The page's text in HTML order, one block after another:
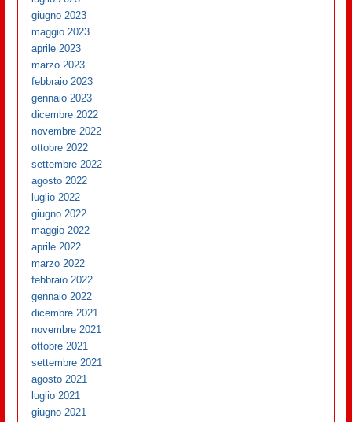
giugno 2023
maggio 2023
aprile 2023
marzo 2023
febbraio 2023
gennaio 2023
dicembre 2022
novembre 2022
ottobre 2022
settembre 2022
agosto 2022
luglio 2022
giugno 2022
maggio 2022
aprile 2022
marzo 2022
febbraio 2022
gennaio 2022
dicembre 2021
novembre 2021
ottobre 2021
settembre 2021
agosto 2021
luglio 2021
giugno 2021